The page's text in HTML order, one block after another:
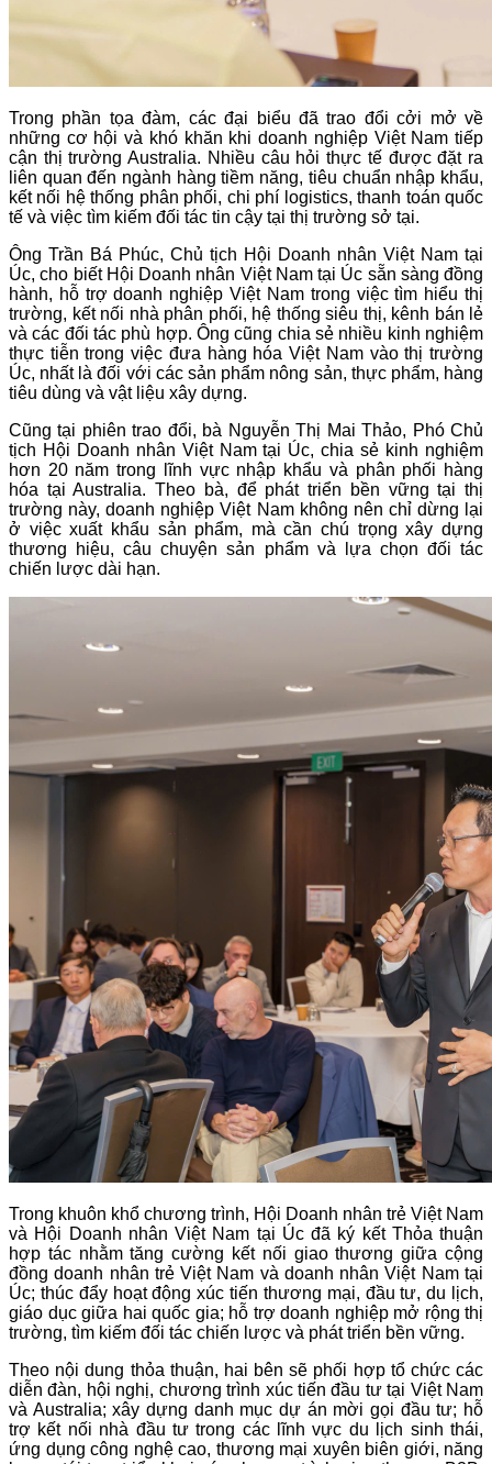
Trong phần tọa đàm, các đại biểu đã trao đổi cởi mở về
những cơ hội và khó khăn khi doanh nghiệp Việt Nam tiếp
cận thị trường Australia. Nhiều câu hỏi thực tế được đặt ra
liên quan đến ngành hàng tiềm năng, tiêu chuẩn nhập khẩu,
kết nối hệ thống phân phối, chi phí logistics, thanh toán quốc
tế và việc tìm kiếm đối tác tin cậy tại thị trường sở tại.
Ông Trần Bá Phúc, Chủ tịch Hội Doanh nhân Việt Nam tại
Úc, cho biết Hội Doanh nhân Việt Nam tại Úc sẵn sàng đồng
hành, hỗ trợ doanh nghiệp Việt Nam trong việc tìm hiểu thị
trường, kết nối nhà phân phối, hệ thống siêu thị, kênh bán lẻ
và các đối tác phù hợp. Ông cũng chia sẻ nhiều kinh nghiệm
thực tiễn trong việc đưa hàng hóa Việt Nam vào thị trường
Úc, nhất là đối với các sản phẩm nông sản, thực phẩm, hàng
tiêu dùng và vật liệu xây dựng.
Cũng tại phiên trao đổi, bà Nguyễn Thị Mai Thảo, Phó Chủ
tịch Hội Doanh nhân Việt Nam tại Úc, chia sẻ kinh nghiệm
hơn 20 năm trong lĩnh vực nhập khẩu và phân phối hàng
hóa tại Australia. Theo bà, để phát triển bền vững tại thị
trường này, doanh nghiệp Việt Nam không nên chỉ dừng lại
ở việc xuất khẩu sản phẩm, mà cần chú trọng xây dựng
thương hiệu, câu chuyện sản phẩm và lựa chọn đối tác
chiến lược dài hạn.
Trong khuôn khổ chương trình, Hội Doanh nhân trẻ Việt Nam
và Hội Doanh nhân Việt Nam tại Úc đã ký kết Thỏa thuận
hợp tác nhằm tăng cường kết nối giao thương giữa cộng
đồng doanh nhân trẻ Việt Nam và doanh nhân Việt Nam tại
Úc; thúc đẩy hoạt động xúc tiến thương mại, đầu tư, du lịch,
giáo dục giữa hai quốc gia; hỗ trợ doanh nghiệp mở rộng thị
trường, tìm kiếm đối tác chiến lược và phát triển bền vững.
Theo nội dung thỏa thuận, hai bên sẽ phối hợp tổ chức các
diễn đàn, hội nghị, chương trình xúc tiến đầu tư tại Việt Nam
và Australia; xây dựng danh mục dự án mời gọi đầu tư; hỗ
trợ kết nối nhà đầu tư trong các lĩnh vực du lịch sinh thái,
ứng dụng công nghệ cao, thương mại xuyên biên giới, năng